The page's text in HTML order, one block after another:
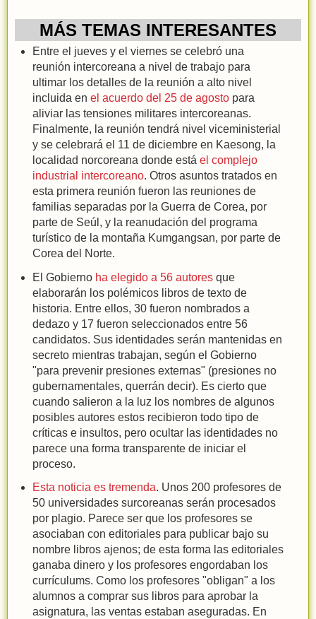
MÁS TEMAS INTERESANTES
Entre el jueves y el viernes se celebró una
reunión intercoreana a nivel de trabajo para
ultimar los detalles de la reunión a alto nivel
incluida en el acuerdo del 25 de agostopara
aliviar las tensiones militares intercoreanas.
Finalmente, la reunión tendrá nivel viceministerial
y se celebrará el 11 de diciembre en Kaesong, la
localidad norcoreana donde está el complejo
industrial intercoreano. Otros asuntos tratados en
esta primera reunión fueron las reuniones de
familias separadas por la Guerra de Corea, por
parte de Seúl, y la reanudación del programa
turístico de la montaña Kumgangsan, por parte de
Corea del Norte.
El Gobierno ha elegido a 56 autoresque
elaborarán los polémicos libros de texto de
historia. Entre ellos, 30 fueron nombrados a
dedazo y 17 fueron seleccionados entre 56
candidatos. Sus identidades serán mantenidas en
secreto mientras trabajan, según el Gobierno
"para prevenir presiones externas" (presiones no
gubernamentales, querrán decir). Es cierto que
cuando salieron a la luz los nombres de algunos
posibles autores estos recibieron todo tipo de
críticas e insultos, pero ocultar las identidades no
parece una forma transparente de iniciar el
proceso.
Esta noticia es tremenda. Unos 200 profesores de
50 universidades surcoreanas serán procesados
por plagio. Parece ser que los profesores se
asociaban con editoriales para publicar bajo su
nombre libros ajenos; de esta forma las editoriales
ganaba dinero y los profesores engordaban los
currículums. Como los profesores "obligan" a los
alumnos a comprar sus libros para aprobar la
asignatura, las ventas estaban aseguradas. En